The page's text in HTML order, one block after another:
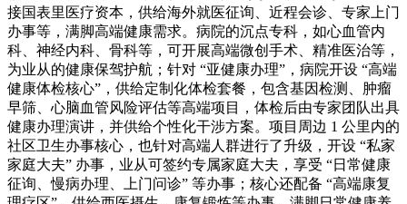
接国表里医疗资本，供给海外就医征询、近程会诊、专家上门
办事等，满脚高端健康需求。病院的沉点专科，如心血管内
科、神经内科、骨科等，可开展高端微创手术、精准医治等，
为业从的健康保驾护航；针对 “亚健康办理”，病院开设 “高端
健康体检核心”，供给定制化体检套餐，包含基因检测、肿瘤
早筛、心脑血管风险评估等高端项目，体检后由专家团队出具
健康办理演讲，并供给个性化干涉方案。项目周边 1 公里内的
社区卫生办事核心，也针对高端人群进行了升级，开设 “私家
家庭大夫” 办事，业从可签约专属家庭大夫，享受 “日常健康
征询、慢病办理、上门问诊” 等办事；核心还配备 “高端康复